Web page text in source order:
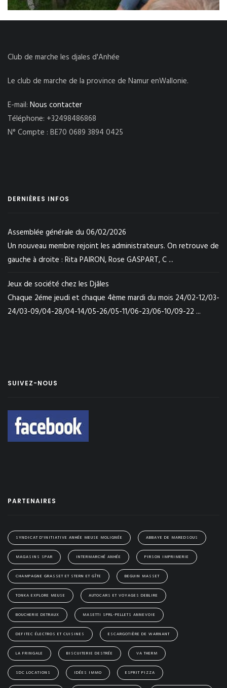
Club de marche les djales d'Anhée
Le club de marche de la province de Namur enWallonie.
E-mail: Nous contacter
Téléphone: +32498486868
N° Compte : BE70 0689 3894 0425
DERNIÈRES INFOS
Assemblée générale du 06/02/2026
Un nouveau membre rejoint les administrateurs. On retrouve de
gauche à droite : Rita PAIRON, Rose GASPART, C ...
Jeux de société chez les Djâles
Chaque 2éme jeudi et chaque 4ème mardi du mois 24/02-12/03-
24/03-09/04-28/04-14/05-26/05-11/06-23/06-10/09-22 ...
SUIVEZ-NOUS
PARTENAIRES
SYNDICAT D'INITIATIVE ANHÉE MEUSE MOLIGNÉE ABBAYE DE MAREDSOUS
MAGASINS SPAR INTERMARCHÉ ANHÉE PIRSON IMPRIMERIE
CHAMPAGNE GRASSET ET STERN ET GÎTE BEGUIN MASSET
TONKA EXPLORE MEUSE AUTOCARS ET VOYAGES DEBLIRE
BOUCHERIE DETRAUX MASETTI SPRL-PELLETS ANNEVOIE
DEFITEC ÉLECTROS ET CUISINES ESCARGOTIÈRE DE WARNANT
LA FRINGALE BISCUITERIE DESTRÉE VA THERM
SDC LOCATIONS IDÉES IMMO ESPRIT PIZZA